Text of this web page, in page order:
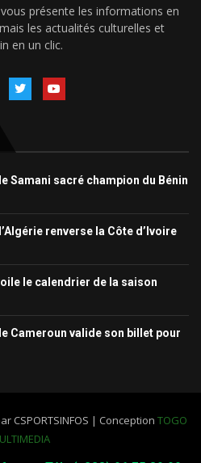
présente les informations en
les actualités culturelles et
en un clic.
Samani sacré champion du Bénin
renverse la Côte d’Ivoire
le calendrier de la saison
Cameroun valide son billet pour
CSPORTSINFOS | Conception TOGO